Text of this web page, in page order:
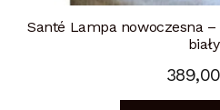
Santé Lampa nowoczesna
biały
389,00